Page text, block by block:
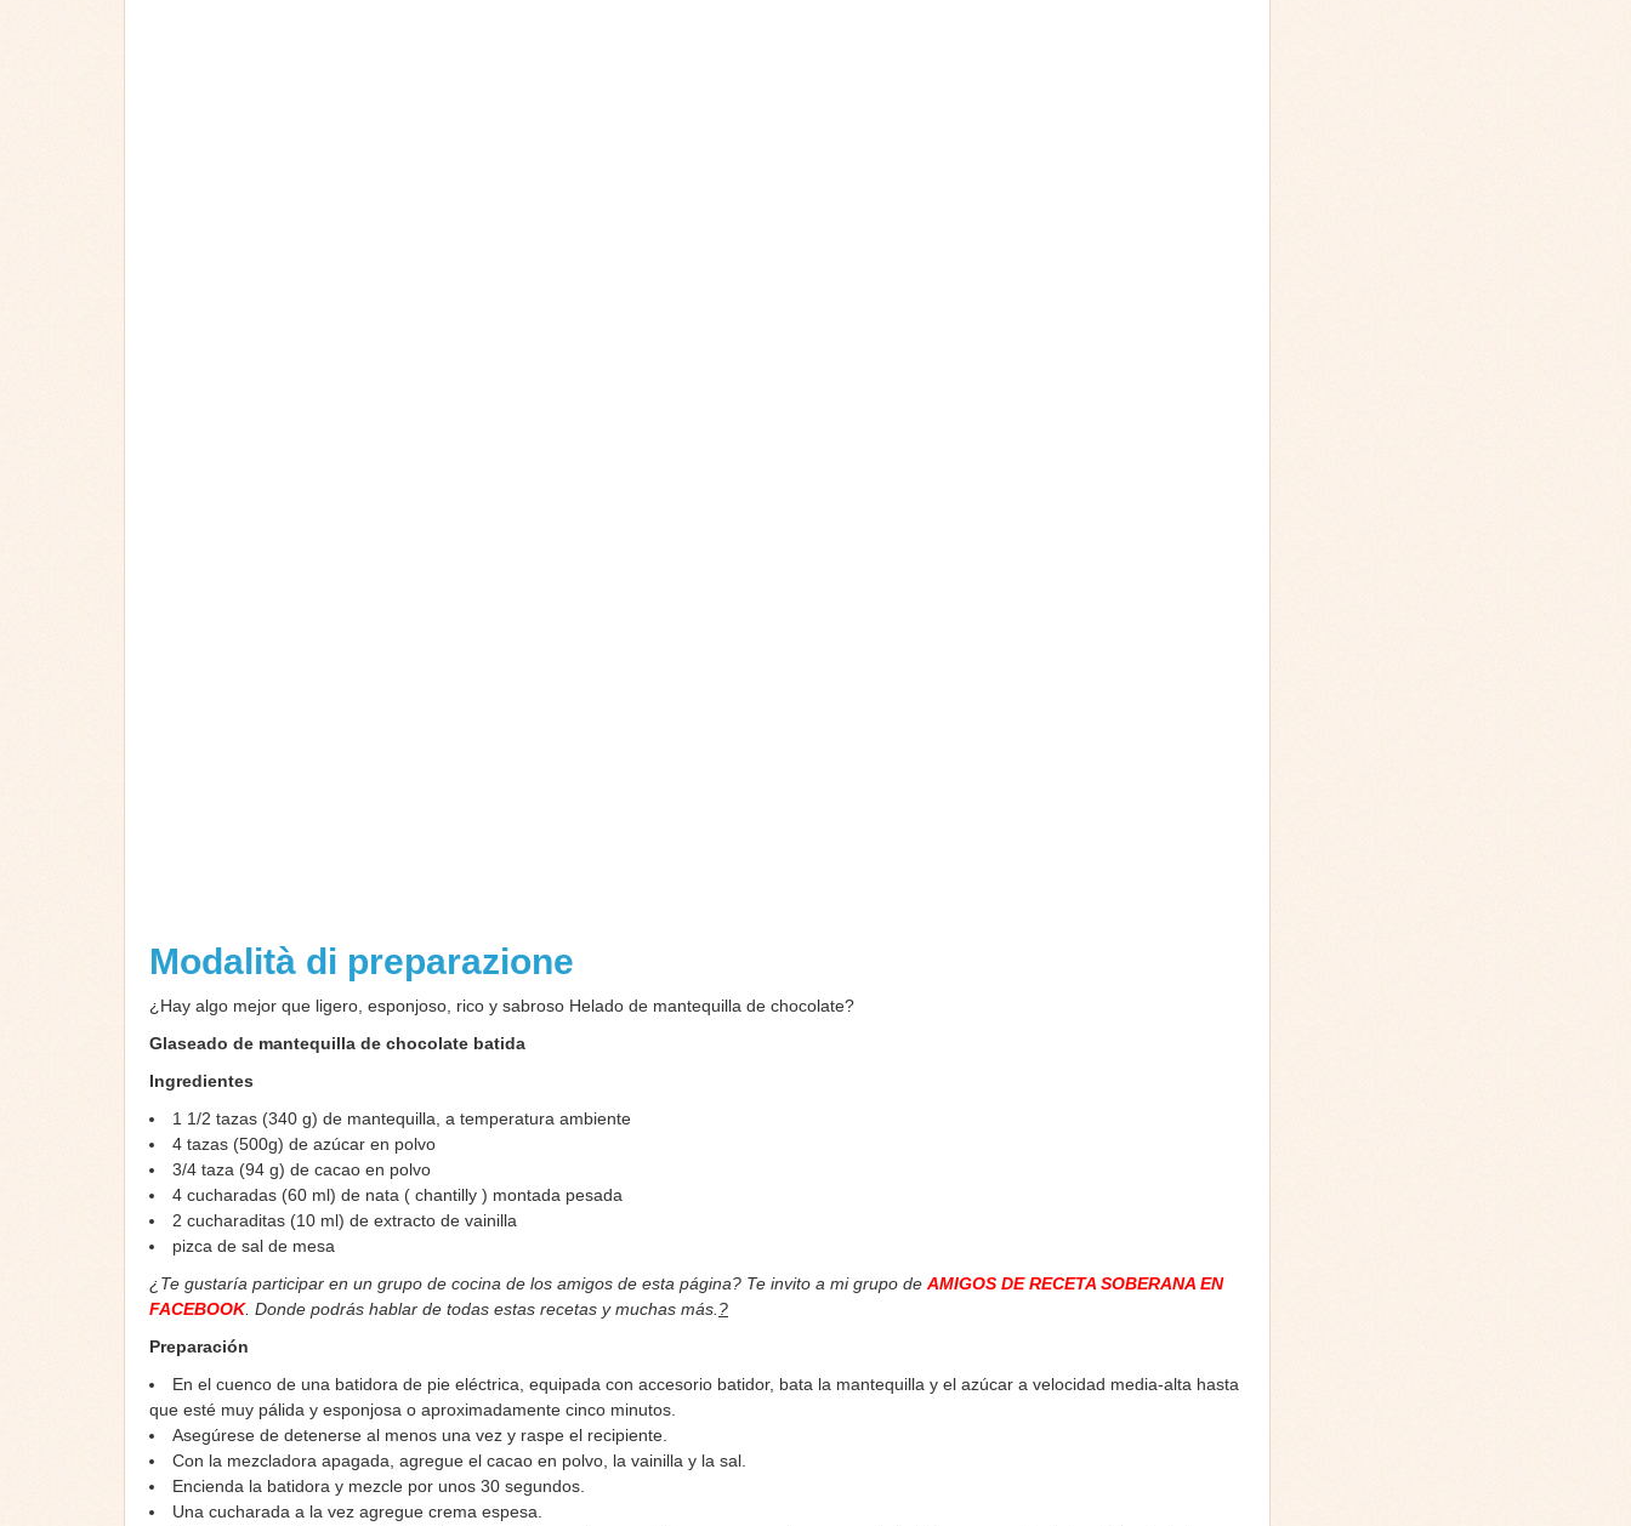
Modalità di preparazione
¿Hay algo mejor que ligero, esponjoso, rico y sabroso Helado de mantequilla de chocolate?
Glaseado de mantequilla de chocolate batida
Ingredientes
1 1/2 tazas (340 g) de mantequilla, a temperatura ambiente
4 tazas (500g) de azúcar en polvo
3/4 taza (94 g) de cacao en polvo
4 cucharadas (60 ml) de nata ( chantilly ) montada pesada
2 cucharaditas (10 ml) de extracto de vainilla
pizca de sal de mesa
¿Te gustaría participar en un grupo de cocina de los amigos de esta página? Te invito a mi grupo de AMIGOS DE RECETA SOBERANA EN
FACEBOOK. Donde podrás hablar de todas estas recetas y muchas más. ?
Preparación
En el cuenco de una batidora de pie eléctrica, equipada con accesorio batidor, bata la mantequilla y el azúcar a velocidad media-alta hasta
que esté muy pálida y esponjosa o aproximadamente cinco minutos.
Asegúrese de detenerse al menos una vez y raspe el recipiente.
Con la mezcladora apagada, agregue el cacao en polvo, la vainilla y la sal.
Encienda la batidora y mezcle por unos 30 segundos.
Una cucharada a la vez agregue crema espesa.